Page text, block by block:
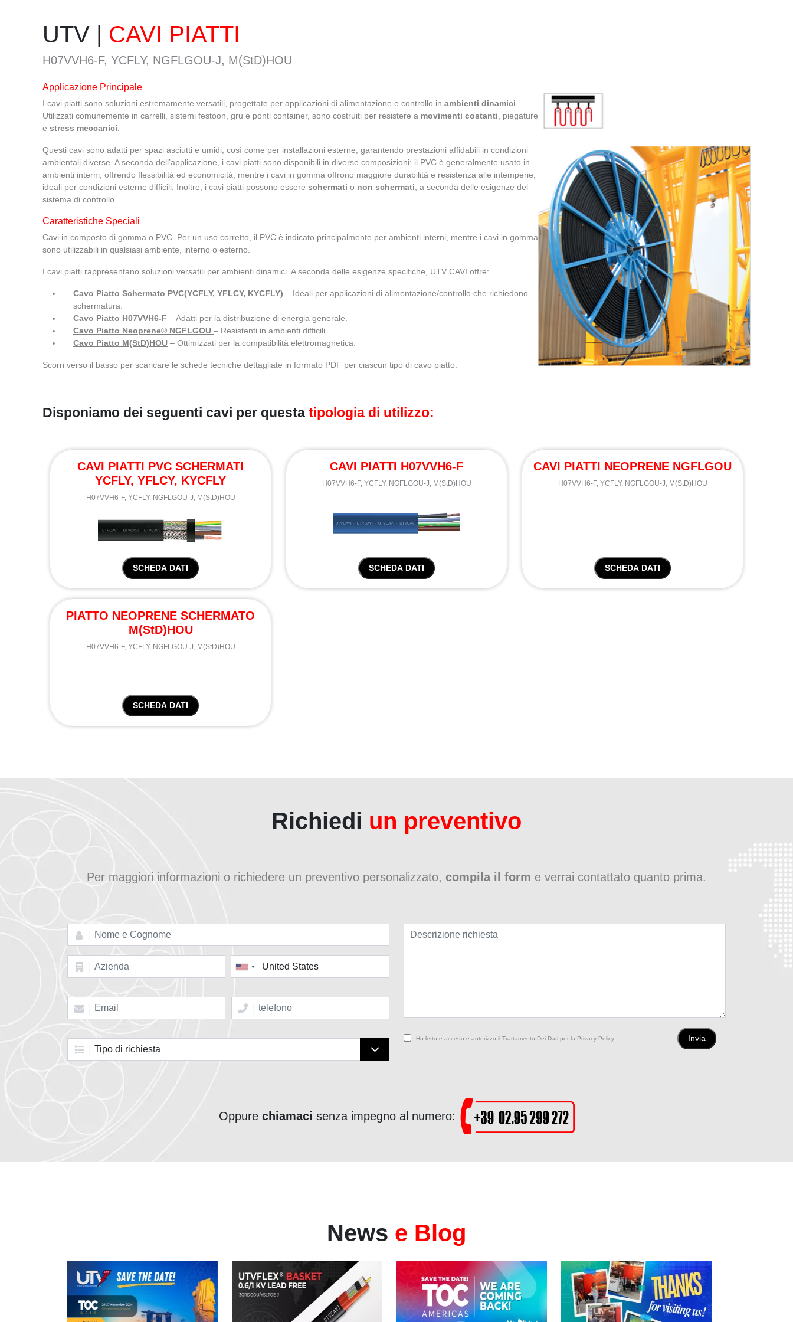
UTV | CAVI PIATTI
H07VVH6-F, YCFLY, NGFLGOU-J, M(StD)HOU
Applicazione Principale
I cavi piatti sono soluzioni estremamente versatili, progettate per applicazioni di alimentazione e controllo in ambienti dinamici
Utilizzati comunemente in carrelli, sistemi festoon, gru e ponti container, sono costruiti per resistere a movimenti costanti , piegature
e stress meccanici
Questi cavi sono adatti per spazi asciutti e umidi, così come per installazioni esterne, garantendo prestazioni affidabili in condizioni
ambientali diverse. A seconda dell’applicazione, i cavi piatti sono disponibili in diverse composizioni: il PVC è generalmente usato in
ambienti interni, offrendo flessibilità ed economicità, mentre i cavi in gomma offrono maggiore durabilità e resistenza alle intemperie,
ideali per condizioni esterne difficili. Inoltre, i cavi piatti possono essere schermati o non schermati , a seconda delle esigenze del
sistema di controllo.
Caratteristiche Speciali
Cavi in composto di gomma o PVC. Per un uso corretto, il PVC è indicato principalmente per ambienti interni, mentre i cavi in gomma
sono utilizzabili in qualsiasi ambiente, interno o esterno.
I cavi piatti rappresentano soluzioni versatili per ambienti dinamici. A seconda delle esigenze specifiche, UTV CAVI offre:
Cavo Piatto Schermato PVC(YCFLY, YFLCY, KYCFLY) – Ideali per applicazioni di alimentazione/controllo che richiedono
schermatura.
Cavo Piatto H07VVH6-F – Adatti per la distribuzione di energia generale.
Cavo Piatto Neoprene® NGFLGOU – Resistenti in ambienti difficili.
Cavo Piatto M(StD)HOU – Ottimizzati per la compatibilità elettromagnetica.
Scorri verso il basso per scaricare le schede tecniche dettagliate in formato PDF per ciascun tipo di cavo piatto.
Disponiamo dei seguenti cavi per questa tipologia di utilizzo:
CAVI PIATTI PVC SCHERMATI
YCFLY, YFLCY, KYCFLY
H07VVH6-F, YCFLY, NGFLGOU-J, M(StD)HOU
SCHEDA DATI
CAVI PIATTI H07VVH6-F
H07VVH6-F, YCFLY, NGFLGOU-J, M(StD)HOU
SCHEDA DATI
CAVI PIATTI NEOPRENE NGFLGOU
H07VVH6-F, YCFLY, NGFLGOU-J, M(StD)HOU
SCHEDA DATI
PIATTO NEOPRENE SCHERMATO
M(StD)HOU
H07VVH6-F, YCFLY, NGFLGOU-J, M(StD)HOU
SCHEDA DATI
Richiedi un preventivo
Per maggiori informazioni o richiedere un preventivo personalizzato, compila il form e verrai contattato quanto prima.
Ho letto e accetto e autorizzo il Trattamento Dei Dati per la Privacy Policy
Oppure chiamaci senza impegno al numero:
News e Blog